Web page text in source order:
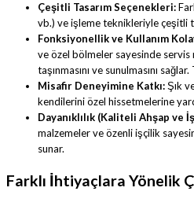
Çeşitli Tasarım Seçenekleri:
vb.) ve işleme teknikleriyle çeşitli
Fonksiyonellik ve Kullanım
ve özel bölmeler sayesinde
taşınmasını ve sunulmasını
Misafir Deneyimine Katkı:Şık
kendilerini özel hissetmelerine
Dayanıklılık (Kaliteli Ahşap ve
malzemeler ve özenli işçilik
sunar.
Farklı İhtiyaçlara Yönelik